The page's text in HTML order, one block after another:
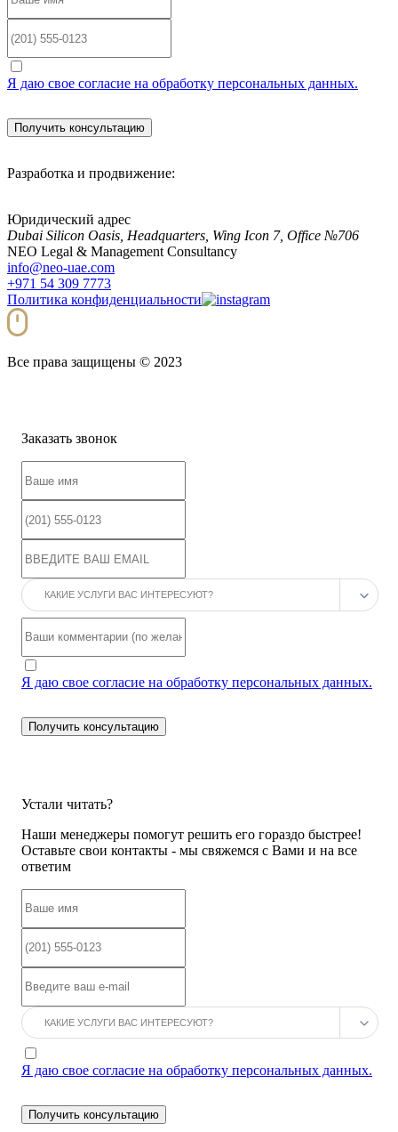
Я даю свое согласие на обработку персональных данных.
Разработка и продвижение:
Юридический адрес
Dubai Silicon Oasis, Headquarters, Wing Icon 7, Office №706
NEO Legal & Management Consultancy
info@neo-uae.com
+971 54 309 7773
Политика конфиденциальности
Все права защищены © 2023
Заказать звонок
Я даю свое согласие на обработку персональных данных.
Устали читать?
Наши менеджеры помогут решить его гораздо быстрее!
Оставьте свои контакты - мы свяжемся с Вами и на все
ответим
Я даю свое согласие на обработку персональных данных.